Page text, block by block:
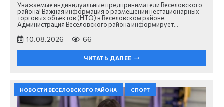
Уважаемые индивидуальные предприниматели Веселовского
района! Важная информация о размещении нестационарных
торговых объектов (НТО) в Веселовском районе.
Администрация Веселовского района информирует…
10.08.2026 66
ЧИТАТЬ ДАЛЕЕ
НОВОСТИ ВЕСЕЛОВСКОГО РАЙОНА СПОРТ